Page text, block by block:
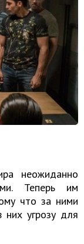
неожиданно
Теперь им
что за ними
них угрозу для